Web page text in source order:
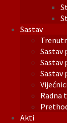
Sastav
Sastav
Sastav
Sastav
Radna
Akti